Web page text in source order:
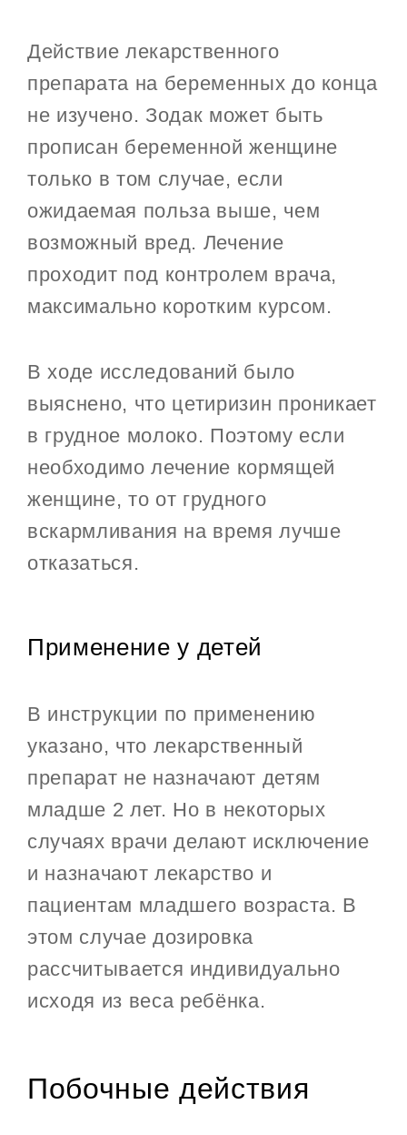
Действие лекарственного
препарата на беременных до конца
не изучено. Зодак может быть
прописан беременной женщине
только в том случае, если
ожидаемая польза выше, чем
возможный вред. Лечение
проходит под контролем врача,
максимально коротким курсом.
В ходе исследований было
выяснено, что цетиризин проникает
в грудное молоко. Поэтому если
необходимо лечение кормящей
женщине, то от грудного
вскармливания на время лучше
отказаться.
Применение у детей
В инструкции по применению
указано, что лекарственный
препарат не назначают детям
младше 2 лет. Но в некоторых
случаях врачи делают исключение
и назначают лекарство и
пациентам младшего возраста. В
этом случае дозировка
рассчитывается индивидуально
исходя из веса ребёнка.
Побочные действия